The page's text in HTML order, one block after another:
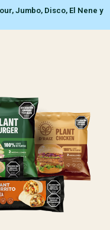
Jumbo, Disco, El Nene y